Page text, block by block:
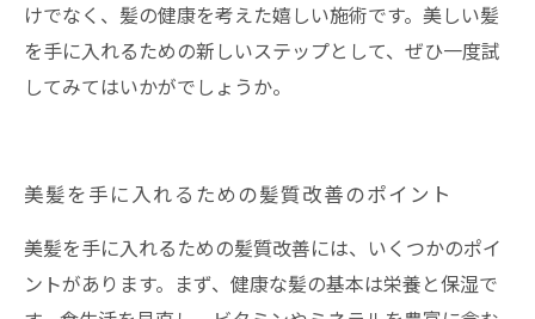
けでなく、髪の健康を考えた嬉しい施術です。美しい髪
を手に入れるための新しいステップとして、ぜひ一度試
してみてはいかがでしょうか。
美髪を手に入れるための髪質改善のポイント
美髪を手に入れるための髪質改善には、いくつかのポイ
ントがあります。まず、健康な髪の基本は栄養と保湿で